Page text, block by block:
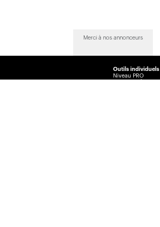
Merci à nos annonceurs
Outils individuels
Niveau PRO